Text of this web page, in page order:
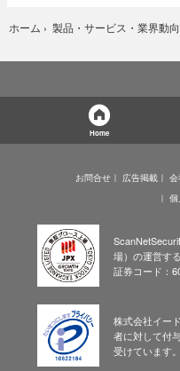
ホーム › 製品・サービス・業界動向
Home
お問合せ 広告掲載 会
個
場）の運営す
証券コード：
株式会社イー
者に対して付
受けています。